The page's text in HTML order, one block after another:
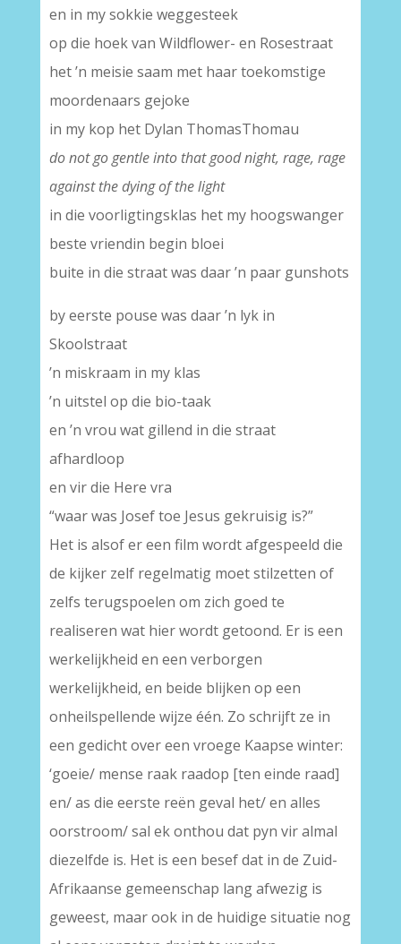
en in my sokkie weggesteek
op die hoek van Wildflower- en Rosestraat
het ’n meisie saam met haar toekomstige
moordenaars gejoke
in my kop het Dylan ThomasThomau
do not go gentle into that good night, rage, rage
against the dying of the light
in die voorligtingsklas het my hoogswanger
beste vriendin begin bloei
buite in die straat was daar ’n paar gunshots
by eerste pouse was daar ’n lyk in
Skoolstraat
’n miskraam in my klas
’n uitstel op die bio-taak
en ’n vrou wat gillend in die straat
afhardloop
en vir die Here vra
“waar was Josef toe Jesus gekruisig is?”
Het is alsof er een film wordt afgespeeld die
de kijker zelf regelmatig moet stilzetten of
zelfs terugspoelen om zich goed te
realiseren wat hier wordt getoond. Er is een
werkelijkheid en een verborgen
werkelijkheid, en beide blijken op een
onheilspellende wijze één. Zo schrijft ze in
een gedicht over een vroege Kaapse winter:
‘goeie/ mense raak raadop [ten einde raad]
en/ as die eerste reën geval het/ en alles
oorstroom/ sal ek onthou dat pyn vir almal
diezelfde is. Het is een besef dat in de Zuid-
Afrikaanse gemeenschap lang afwezig is
geweest, maar ook in de huidige situatie nog